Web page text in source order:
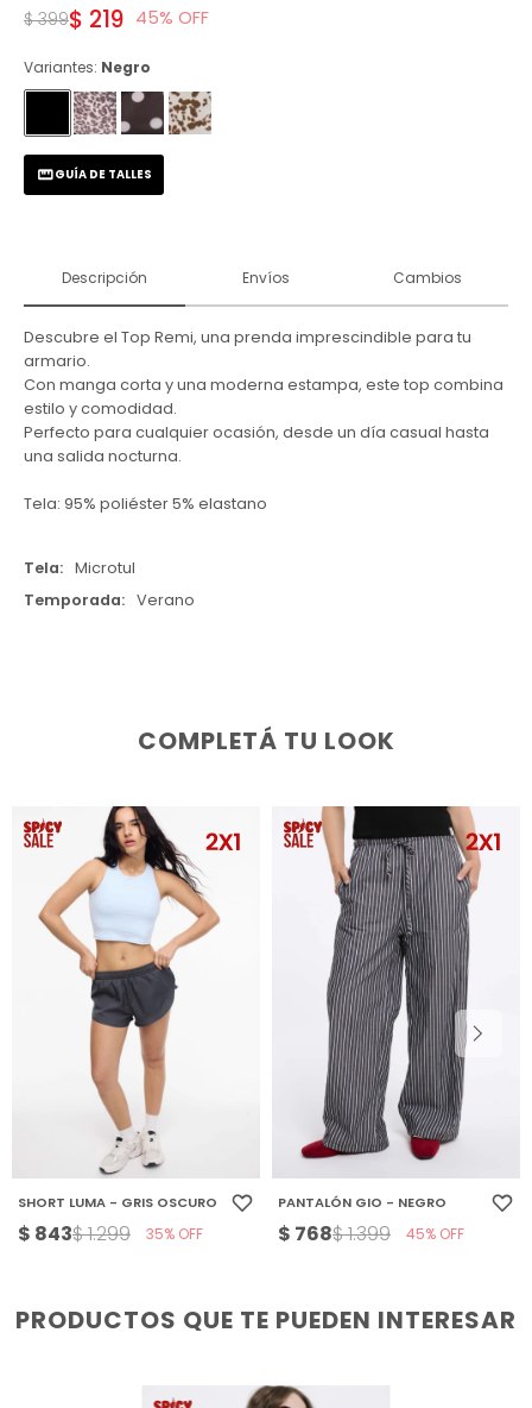
$ 219
$ 399 45
Variantes: Negro
GUÍA DE TALLES
Descripción Envíos Cambios
Descubre el Top Remi, una prenda imprescindible para tu
armario.
Con manga corta y una moderna estampa, este top combina
estilo y comodidad.
Perfecto para cualquier ocasión, desde un día casual hasta
una salida nocturna.
Tela: 95% poliéster 5% elastano
Tela
Microtul
Temporada
Verano
COMPLETÁ TU LOOK
SHORT LUMA - GRIS OSCURO
$ 843$1.299 35
PANTALÓN GIO - NEGRO
$ 768$1.399 45
PRODUCTOS QUE TE PUEDEN INTERESAR